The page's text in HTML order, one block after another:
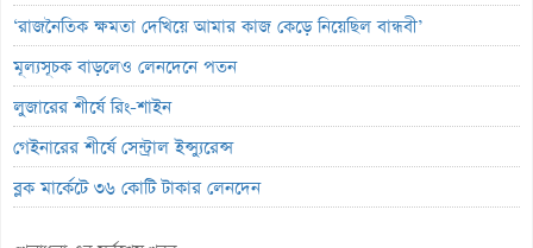
‘রাজনৈতিক ক্ষমতা দেখিয়ে আমার কাজ কেড়ে নিয়েছিল বান্ধবী’
মূল্যসূচক বাড়লেও লেনদেনে পতন
লুজারের শীর্ষে রিং-শাইন
গেইনারের শীর্ষে সেন্ট্রাল ইন্স্যুরেন্স
ব্লক মার্কেটে ৩৬ কোটি টাকার লেনদেন